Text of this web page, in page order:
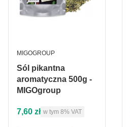
Sól pikantna
aromatyczna 500g -
MIGOgroup
PRODUCENT
MIGOGROUP
Cena brutto
7,60 zł w tym %s VAT
w tym 8% VAT